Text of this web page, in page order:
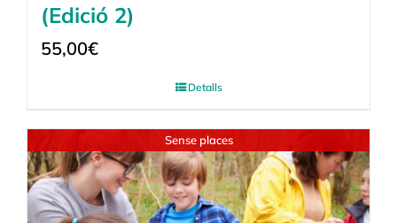
(Edició 2)
55,00€
Detalls
Sense places